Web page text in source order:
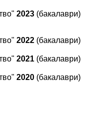
2023 (бакалаври)
2022 (бакалаври)
2021 (бакалаври)
2020 (бакалаври)